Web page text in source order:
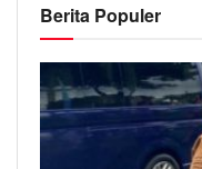
Berita Populer